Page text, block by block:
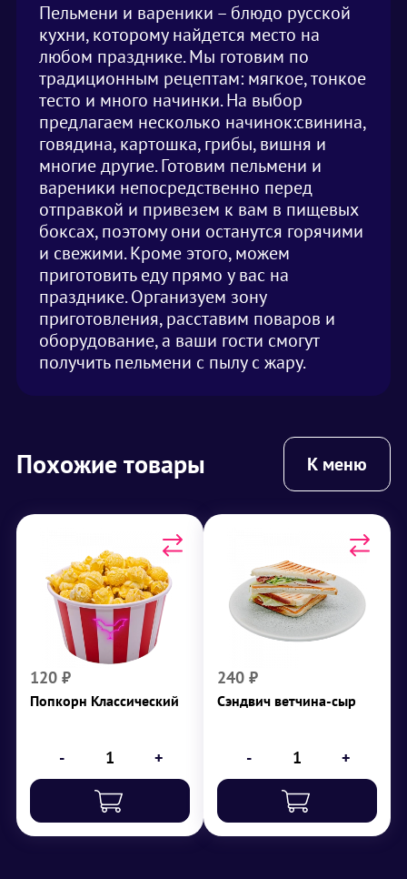
Пельмени и вареники – блюдо русской
кухни, которому найдется место на
любом празднике. Мы готовим по
традиционным рецептам: мягкое, тонкое
тесто и много начинки. На выбор
предлагаем несколько начинок:свинина,
говядина, картошка, грибы, вишня и
многие другие. Готовим пельмени и
вареники непосредственно перед
отправкой и привезем к вам в пищевых
боксах, поэтому они останутся горячими
и свежими. Кроме этого, можем
приготовить еду прямо у вас на
празднике. Организуем зону
приготовления, расставим поваров и
оборудование, а ваши гости смогут
получить пельмени с пылу с жару.
Похожие товары К меню
120 ₽
Попкорн Классический
- +
Попкорн Классический
120
₽
240 ₽
Сэндвич ветчина-сыр
- +
Сэндвич ветчина-сыр
208
240
₽